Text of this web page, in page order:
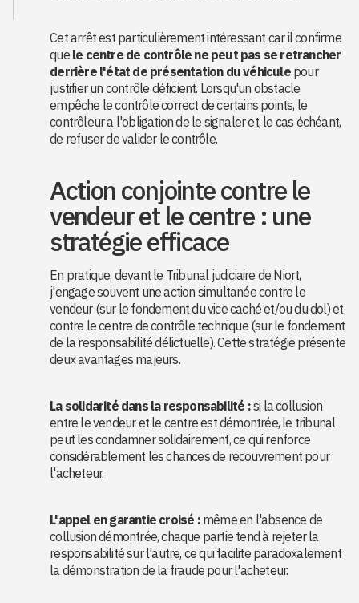
Cet arrêt est particulièrement intéressant car il confirme
que le centre de contrôle ne peut pas se retrancher
derrière l'état de présentation du véhiculepour
justifier un contrôle déficient. Lorsqu'un obstacle
empêche le contrôle correct de certains points, le
contrôleur a l'obligation de le signaler et, le cas échéant,
de refuser de valider le contrôle.
Action conjointe contre le
vendeur et le centre : une
stratégie efficace
En pratique, devant le Tribunal judiciaire de Niort,
j'engage souvent une action simultanée contre le
vendeur (sur le fondement du vice caché et/ou du dol) et
contre le centre de contrôle technique (sur le fondement
de la responsabilité délictuelle). Cette stratégie présente
deux avantages majeurs.
La solidarité dans la responsabilité :si la collusion
entre le vendeur et le centre est démontrée, le tribunal
peut les condamner solidairement, ce qui renforce
considérablement les chances de recouvrement pour
l'acheteur.
L'appel en garantie croisé :même en l'absence de
collusion démontrée, chaque partie tend à rejeter la
responsabilité sur l'autre, ce qui facilite paradoxalement
la démonstration de la fraude pour l'acheteur.